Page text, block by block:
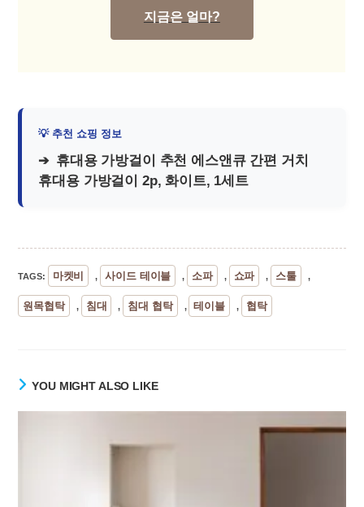
지금은 얼마?
휴대용 가방걸이 추천 에스앤큐 간편 거치
휴대용 가방걸이 2p, 화이트, 1세트
TAGS: 마켓비 , 사이드 테이블 , 소파 , 쇼파 , 스툴 ,
원목협탁 , 침대 , 침대 협탁 , 테이블 , 협탁
YOU MIGHT ALSO LIKE